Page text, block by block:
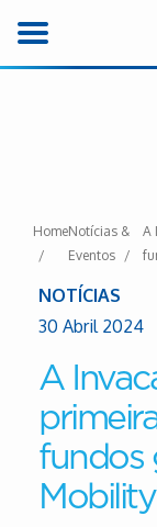
HomeNotícias &
Eventos
A
NOTÍCIAS
30 Abril 2024
A
fundos